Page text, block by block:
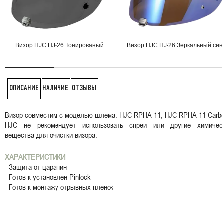
Визор HJC HJ-26 Тонированый Визор HJC HJ-26 Зеркальный
ОПИСАНИЕ НАЛИЧИЕ ОТЗЫВЫ
Визор совместим с моделью шлема: HJC RPHA 11, HJC RPHA 11
HJC не рекомендует использовать спреи или другие
вещества для очистки визора.
ХАРАКТЕРИСТИКИ
- Защита от царапин
- Готов к установлен Pinlock
- Готов к монтажу отрывных пленок